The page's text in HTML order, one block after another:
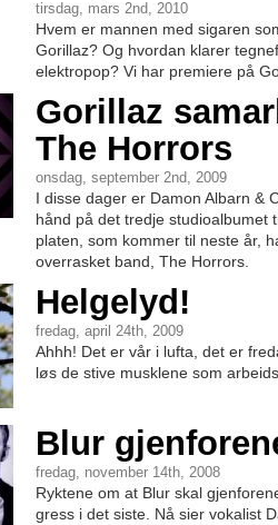
tirsdag, mars 2nd, 2010
Hvem er mannen med sigaren
Gorillaz? Og hvordan klarer
elektropop? Vi har premiere på
Gorillaz
The Horrors
onsdag, september 2nd, 2009
I disse dager er Damon Albarn &
hånd på det tredje studioalbumet
platen, som kommer til neste år,
overrasket band, The Horrors.
Helgelyd!
fredag, april 24th, 2009
Ahhh! Det er vår i lufta, det er
løs de stive musklene som
Blur
fredag, november 14th, 2008
Ryktene om at Blur skal
gress i det siste. Nå sier vokalist